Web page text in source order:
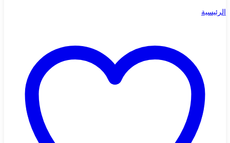
الرئيسية